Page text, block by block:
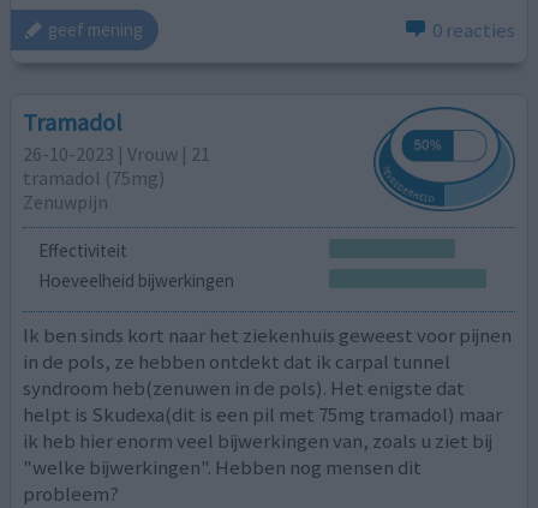
geef mening 0 reacties
Tramadol
26-10-2023 | Vrouw | 21
tramadol (75mg)
Zenuwpijn
Effectiviteit
Hoeveelheid bijwerkingen
Ik ben sinds kort naar het ziekenhuis geweest voor pijnen
in de pols, ze hebben ontdekt dat ik carpal tunnel
syndroom heb(zenuwen in de pols). Het enigste dat
helpt is Skudexa(dit is een pil met 75mg tramadol) maar
ik heb hier enorm veel bijwerkingen van, zoals u ziet bij
"welke bijwerkingen". Hebben nog mensen dit
probleem?